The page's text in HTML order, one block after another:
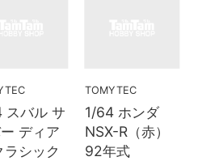
スバル サ
ディア
ラシック
TOMYTEC
1/64 ホンダ
NSX-R（赤）
92年式